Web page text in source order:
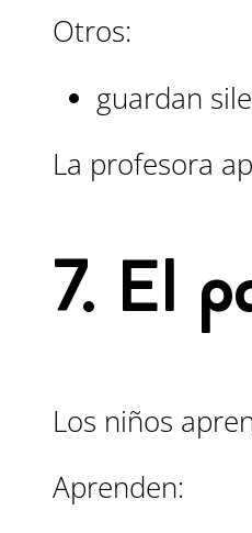
Otros:
guardan
La profesora
7. El
Los niños
Aprenden: